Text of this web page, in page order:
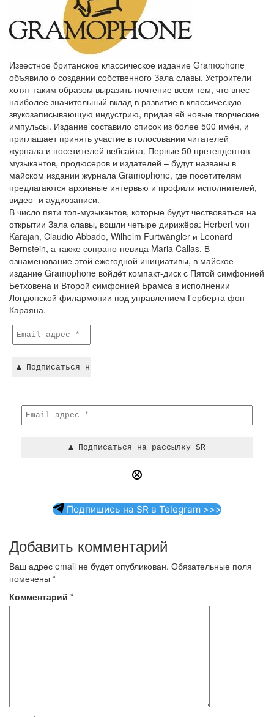
Известное британское классическое издание Gramophone
объявило о создании собственного Зала славы. Устроители
хотят таким образом выразить почтение всем тем, что внес
наиболее значительный вклад в развитие в классическую
звукозаписывающую индустрию, придав ей новые творческие
импульсы. Издание составило список из более 500 имён, и
приглашает принять участие в голосовании читателей
журнала и посетителей вебсайта. Первые 50 претендентов –
музыкантов, продюсеров и издателей – будут названы в
майском издании журнала Gramophone, где посетителям
предлагаются архивные интервью и профили исполнителей,
видео- и аудиозаписи.
В число пяти топ-музыкантов, которые будут чествоваться на
открытии Зала славы, вошли четыре дирижёра: Herbert von
Karajan, Claudio Abbado, Wilhelm Furtwängler и Leonard
Bernstein, а также сопрано-певица Maria Callas. В
ознаменование этой ежегодной инициативы, в майское
издание Gramophone войдёт компакт-диск с Пятой симфонией
Бетховена и Второй симфонией Брамса в исполнении
Лондонской филармонии под управлением Герберта фон
Караяна.
Подпишись на SR в Telegram >>>
Добавить комментарий
Ваш адрес email не будет опубликован. Обязательные поля
помечены *
Комментарий *